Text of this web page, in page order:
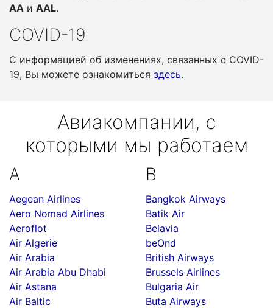
AA и AAL.
COVID-19
С информацией об изменениях, связанных c COVID-
19, Вы можете ознакомиться здесь.
Авиакомпании, с
которыми мы работаем
A
Aegean Airlines
Aero Nomad Airlines
Aeroflot
Air Algerie
Air Arabia
Air Arabia Abu Dhabi
Air Astana
Air Baltic
B
Bangkok Airways
Batik Air
Belavia
beOnd
British Airways
Brussels Airlines
Bulgaria Air
Buta Airways